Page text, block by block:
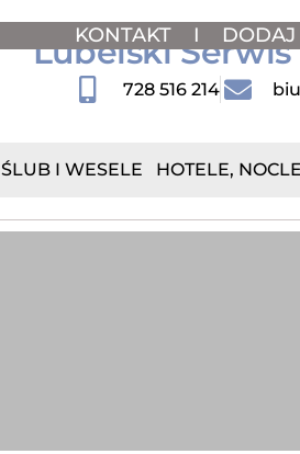
KONTAKT I DODAJ
Lubelski
728 516 214
ŚLUB I WESELE HOTELE,